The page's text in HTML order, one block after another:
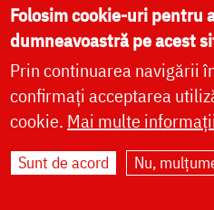
responsabilitate
VIAȚA BISERICII
CUVINTE DUHOVNICEȘTI
Folosim cookie-uri pentru
dumneavoastră pe acest
Prin continuarea navigării
confirmați acceptarea
cookie. Mai multe
Sunt de acord Nu,